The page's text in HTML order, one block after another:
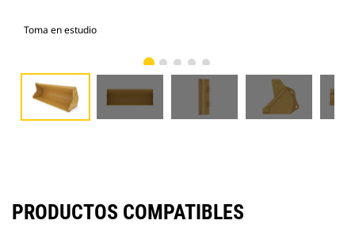
Toma en estudio
PRODUCTOS COMPATIBLES